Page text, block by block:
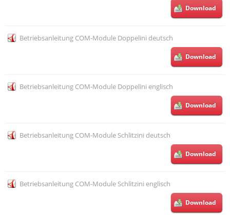
Download
Betriebsanleitung COM-Module Doppelini deutsch
Download
Betriebsanleitung COM-Module Doppelini englisch
Download
Betriebsanleitung COM-Module Schlitzini deutsch
Download
Betriebsanleitung COM-Module Schlitzini englisch
Download